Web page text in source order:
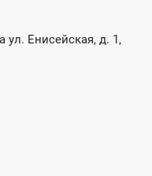
ул. Енисейская, д. 1,